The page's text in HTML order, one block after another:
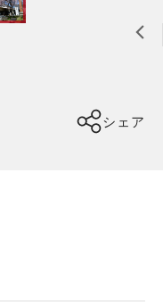
シェア